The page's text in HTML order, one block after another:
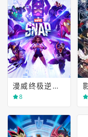
漫威终极逆转(MARVEL SNAP)
8